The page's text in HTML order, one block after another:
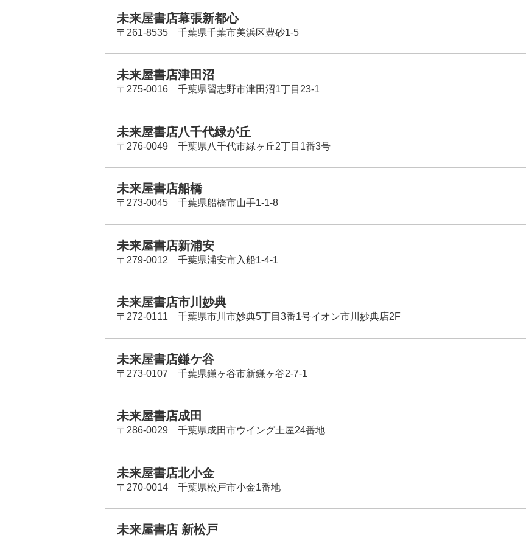
未来屋書店幕張新都心
〒261-8535 千葉県千葉市美浜区豊砂1-5
未来屋書店津田沼
〒275-0016 千葉県習志野市津田沼1丁目23-1
未来屋書店八千代緑が丘
〒276-0049 千葉県八千代市緑ヶ丘2丁目1番3号
未来屋書店船橋
〒273-0045 千葉県船橋市山手1-1-8
未来屋書店新浦安
〒279-0012 千葉県浦安市入船1-4-1
未来屋書店市川妙典
〒272-0111 千葉県市川市妙典5丁目3番1号イオン市川妙典店2F
未来屋書店鎌ケ谷
〒273-0107 千葉県鎌ヶ谷市新鎌ヶ谷2-7-1
未来屋書店成田
〒286-0029 千葉県成田市ウイング土屋24番地
未来屋書店北小金
〒270-0014 千葉県松戸市小金1番地
未来屋書店 新松戸